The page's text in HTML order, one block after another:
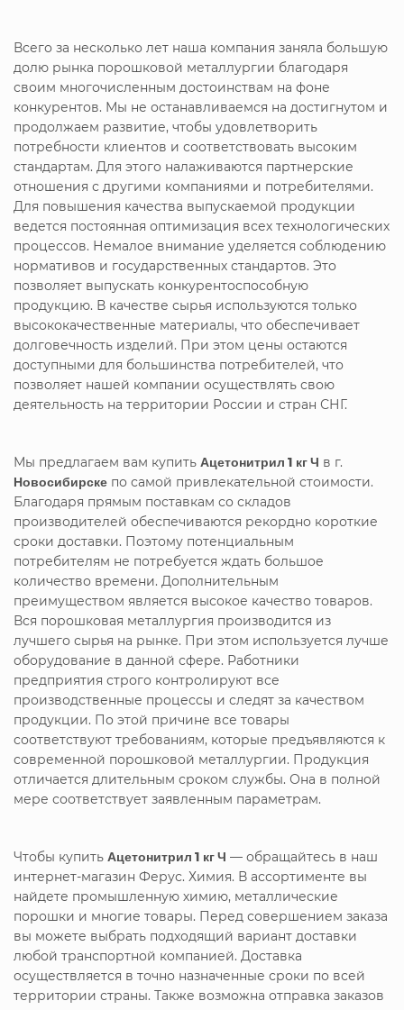
Всего за несколько лет наша компания заняла большую
долю рынка порошковой металлургии благодаря
своим многочисленным достоинствам на фоне
конкурентов. Мы не останавливаемся на достигнутом и
продолжаем развитие, чтобы удовлетворить
потребности клиентов и соответствовать высоким
стандартам. Для этого налаживаются партнерские
отношения с другими компаниями и потребителями.
Для повышения качества выпускаемой продукции
ведется постоянная оптимизация всех технологических
процессов. Немалое внимание уделяется соблюдению
нормативов и государственных стандартов. Это
позволяет выпускать конкурентоспособную
продукцию. В качестве сырья используются только
высококачественные материалы, что обеспечивает
долговечность изделий. При этом цены остаются
доступными для большинства потребителей, что
позволяет нашей компании осуществлять свою
деятельность на территории России и стран СНГ.
Мы предлагаем вам купить Ацетонитрил 1 кг Ч в г.
Новосибирске по самой привлекательной стоимости.
Благодаря прямым поставкам со складов
производителей обеспечиваются рекордно короткие
сроки доставки. Поэтому потенциальным
потребителям не потребуется ждать большое
количество времени. Дополнительным
преимуществом является высокое качество товаров.
Вся порошковая металлургия производится из
лучшего сырья на рынке. При этом используется лучше
оборудование в данной сфере. Работники
предприятия строго контролируют все
производственные процессы и следят за качеством
продукции. По этой причине все товары
соответствуют требованиям, которые предъявляются к
современной порошковой металлургии. Продукция
отличается длительным сроком службы. Она в полной
мере соответствует заявленным параметрам.
Чтобы купить Ацетонитрил 1 кг Ч — обращайтесь в наш
интернет-магазин Ферус. Химия. В ассортименте вы
найдете промышленную химию, металлические
порошки и многие товары. Перед совершением заказа
вы можете выбрать подходящий вариант доставки
любой транспортной компанией. Доставка
осуществляется в точно назначенные сроки по всей
территории страны. Также возможна отправка заказов